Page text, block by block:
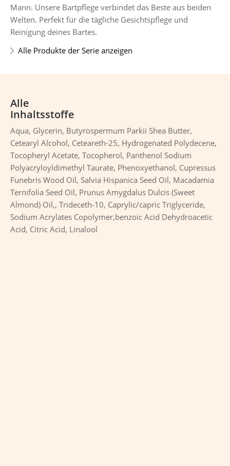
Mann. Unsere Bartpflege verbindet das Beste aus beiden
Welten. Perfekt für die tägliche Gesichtspflege und
Reinigung deines Bartes.
Alle Produkte der Serie anzeigen
Alle
Inhaltsstoffe
Aqua, Glycerin, Butyrospermum Parkii Shea Butter,
Cetearyl Alcohol, Ceteareth-25, Hydrogenated Polydecene,
Tocopheryl Acetate, Tocopherol, Panthenol Sodium
Polyacryloyldimethyl Taurate, Phenoxyethanol, Cupressus
Funebris Wood Oil, Salvia Hispanica Seed Oil, Macadamia
Ternifolia Seed Oil, Prunus Amygdalus Dulcis (Sweet
Almond) Oil,, Trideceth-10, Caprylic/capric Triglyceride,
Sodium Acrylates Copolymer,benzoic Acid Dehydroacetic
Acid, Citric Acid, Linalool